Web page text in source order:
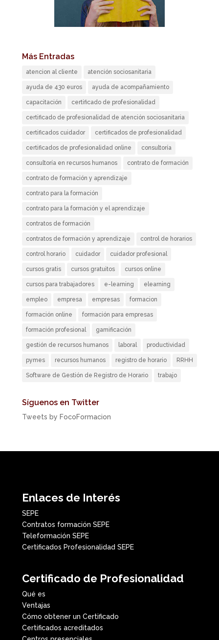
Más Entradas
atencion al cliente atención sociosanitaria
ayuda de 430 euros ayuda de acompañamiento
capacitación certificado de profesionalidad
certificado de profesionalidad de atención sociosanitaria
certificados cuidador certificados de profesionalidad
certificados de profesionalidad online consultoría
consultoría en recursos humanos contrato de formación
contrato de formación y aprendizaje
contrato para la formación
contrato para la formación y el aprendizaje
contratos de formación
contratos de formación y aprendizaje control de horarios
control horario cuidador cuidador profesional
cursos gratis cursos gratuitos cursos online
cursos para trabajadores e-learning elearning
empleo empresa empresas formacion
formación online formación para empresas
formación profesional gamificación
gestión de recursos humanos laboral productividad
pymes recursos humanos registro de horario RRHH
Software de Gestión de Registro de Horario trabajo
Síguenos en Twitter
Tweets by FocoFormacion
Enlaces de Interés
SEPE
Contratos formación SEPE
Teleformación SEPE
Certificados Profesionalidad SEPE
Certificado de Profesionalidad
Qué es
Ventajas
Cómo obtener un Certificado
Certificados acreditados